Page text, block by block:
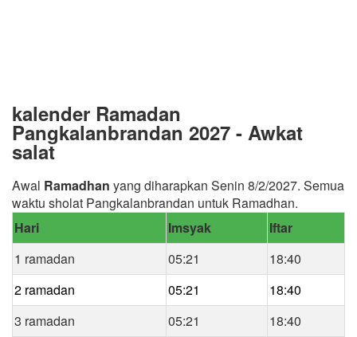
kalender Ramadan
Pangkalanbrandan 2027 - Awkat
salat
Awal Ramadhan yang diharapkan Senin 8/2/2027. Semua
waktu sholat Pangkalanbrandan untuk Ramadhan.
Hari
Imsyak
Iftar
1 ramadan
05:21
18:40
2 ramadan
05:21
18:40
3 ramadan
05:21
18:40